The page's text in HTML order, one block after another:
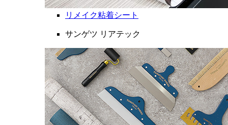
リメイク粘着シート
サンゲツ リアテック